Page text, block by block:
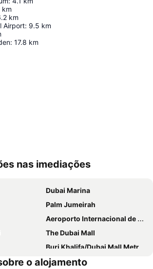
km
km
Airport: 9.5 km
: 17.8 km
nas imediações
Dubai Marina
Palm Jumeirah
Aeroporto Internacional de Dubai
The Dubai Mall
Burj Khalifa/Dubai Mall Metro Station
Centre
Al Barsha Dubai
o alojamento